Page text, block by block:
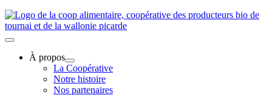
À propos
La Coopérative
Notre histoire
Nos partenaires